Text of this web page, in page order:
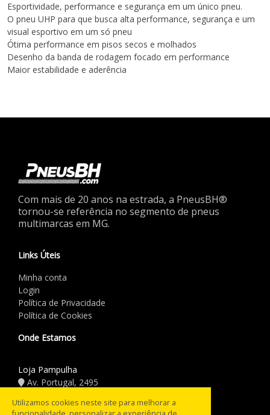
Esportividade, performance e segurança em um único pneu.
O pneu UHP para que busca alta performance, segurança e um
visual esportivo em um só pneu
Ótima performance em pisos secos e molhados
Desenho da banda de rodagem focado em performance
Maior estabilidade e aderência
Com mais de 20 anos na estrada, a PneusBH®
tornou-se referência no segmento de pneus
multimarcas em MG.
Links Úteis
Minha conta
Login
Política de Privacidade
Política de Cookies
Onde Estamos
Loja Pampulha
Av. Portugal, 2495
Utilizamos cookies neste site para melhorar a